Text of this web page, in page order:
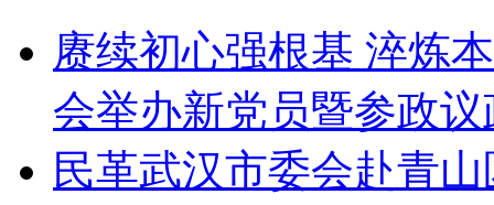
赓续初心强根基 淬炼
会举办新党员暨参政
民革武汉市委会赴青